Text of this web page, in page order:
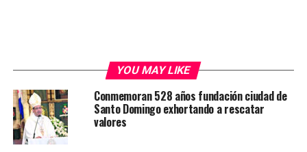
YOU MAY LIKE
Conmemoran 528 años fundación ciudad de
Santo Domingo exhortando a rescatar
valores